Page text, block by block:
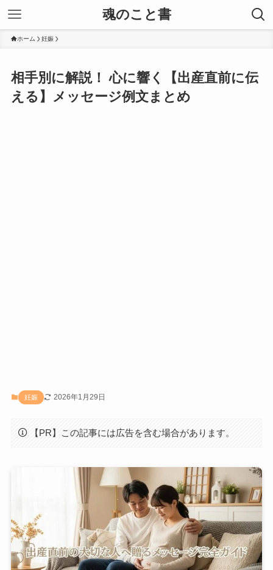
魂のこと書
ホーム 妊娠
相手別に解説！ 心に響く【出産直前に伝
える】メッセージ例文まとめ
妊娠 2026年1月29日
【PR】この記事には広告を含む場合があります。